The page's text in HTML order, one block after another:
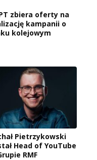
zbiera oferty na
kampanii o
kolejowym
Pietrzykowski
Head of YouTube
RMF